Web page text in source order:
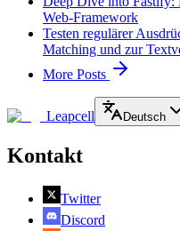
Web-Framework
Testen regulärer
Matching und zur
More Posts
Leapcell Deutsch
Kontakt
Twitter
Discord